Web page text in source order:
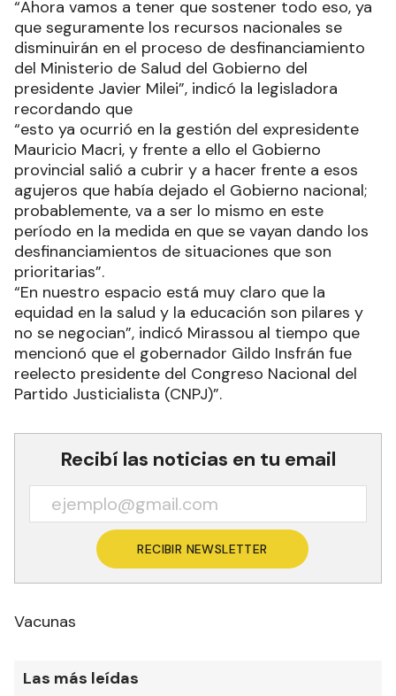
“Ahora vamos a tener que sostener todo eso, ya
que seguramente los recursos nacionales se
disminuirán en el proceso de desfinanciamiento
del Ministerio de Salud del Gobierno del
presidente Javier Milei”, indicó la legisladora
recordando que
“esto ya ocurrió en la gestión del expresidente
Mauricio Macri, y frente a ello el Gobierno
provincial salió a cubrir y a hacer frente a esos
agujeros que había dejado el Gobierno nacional;
probablemente, va a ser lo mismo en este
período en la medida en que se vayan dando los
desfinanciamientos de situaciones que son
prioritarias”.
“En nuestro espacio está muy claro que la
equidad en la salud y la educación son pilares y
no se negocian”, indicó Mirassou al tiempo que
mencionó que el gobernador Gildo Insfrán fue
reelecto presidente del Congreso Nacional del
Partido Justicialista (CNPJ)”.
Recibí las noticias en tu email
RECIBIR NEWSLETTER
Vacunas
Las más leídas